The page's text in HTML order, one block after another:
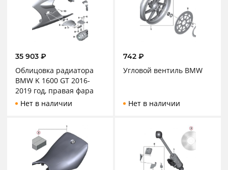
35 903 ₽
Облицовка радиатора
BMW K 1600 GT 2016-
2019 год, правая фара
Нет в наличии
742 ₽
Угловой вентиль BMW
Нет в наличии